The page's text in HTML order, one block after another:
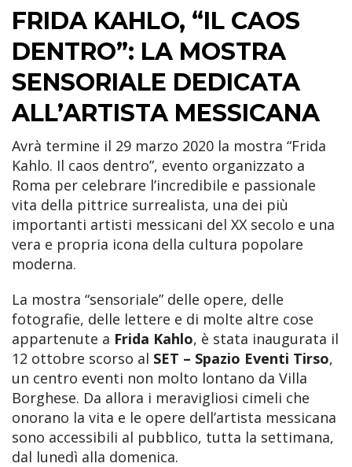
FRIDA KAHLO, “IL CAOS
DENTRO”: LA MOSTRA
SENSORIALE DEDICATA
ALL’ARTISTA MESSICANA
Avrà termine il 29 marzo 2020 la mostra “Frida
Kahlo. Il caos dentro”, evento organizzato a
Roma per celebrare l’incredibile e passionale
vita della pittrice surrealista, una dei più
importanti artisti messicani del XX secolo e una
vera e propria icona della cultura popolare
moderna.
La mostra “sensoriale” delle opere, delle
fotografie, delle lettere e di molte altre cose
appartenute a Frida Kahlo, è stata inaugurata il
12 ottobre scorso al SET – Spazio Eventi Tirso,
un centro eventi non molto lontano da Villa
Borghese. Da allora i meravigliosi cimeli che
onorano la vita e le opere dell’artista messicana
sono accessibili al pubblico, tutta la settimana,
dal lunedì alla domenica.